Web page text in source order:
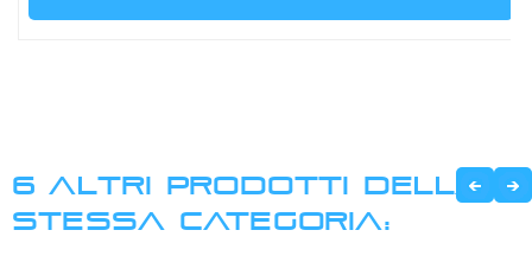
6 ALTRI PRODOTTI DELLA
STESSA CATEGORIA: